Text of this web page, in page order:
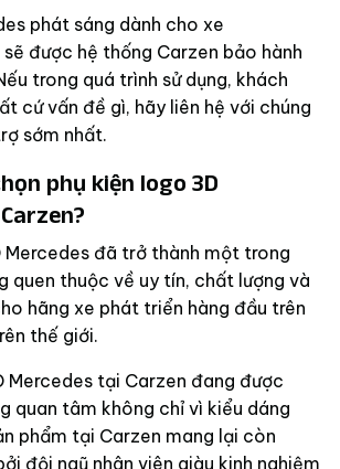
phát sáng dành cho xe
được hệ thống Carzen bảo hành
trong quá trình sử dụng, khách
cứ vấn đề gì, hãy liên hệ với chúng
sớm nhất.
phụ kiện logo 3D
Mercedes đã trở thành một trong
quen thuộc về uy tín, chất lượng và
hãng xe phát triển hàng đầu trên
thế giới.
Mercedes tại Carzen đang được
quan tâm không chỉ vì kiểu dáng
phẩm tại Carzen mang lại còn
đội ngũ nhân viên giàu kinh nghiệm